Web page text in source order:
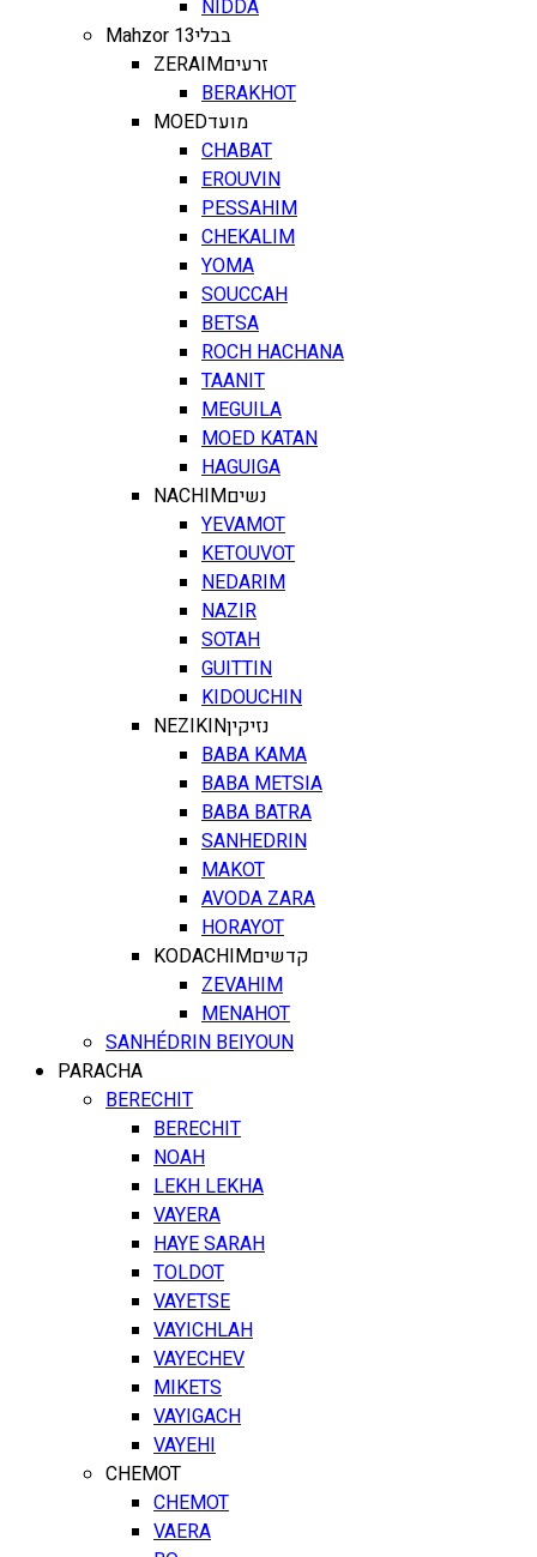
NIDDA
Mahzor 13בבלי
ZERAIMזרעים
BERAKHOT
MOEDמועד
CHABAT
EROUVIN
PESSAHIM
CHEKALIM
YOMA
SOUCCAH
BETSA
ROCH HACHANA
TAANIT
MEGUILA
MOED KATAN
HAGUIGA
NACHIMנשים
YEVAMOT
KETOUVOT
NEDARIM
NAZIR
SOTAH
GUITTIN
KIDOUCHIN
NEZIKINנזיקין
BABA KAMA
BABA METSIA
BABA BATRA
SANHEDRIN
MAKOT
AVODA ZARA
HORAYOT
KODACHIMקדשים
ZEVAHIM
MENAHOT
SANHÉDRIN BEIYOUN
PARACHA
BERECHIT
BERECHIT
NOAH
LEKH LEKHA
VAYERA
HAYE SARAH
TOLDOT
VAYETSE
VAYICHLAH
VAYECHEV
MIKETS
VAYIGACH
VAYEHI
CHEMOT
CHEMOT
VAERA